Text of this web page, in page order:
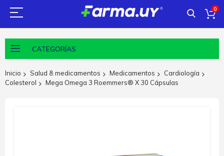
0
CATEGORÍAS
Inicio Salud & medicamentos Medicamentos
Cardiología
Colesterol
Mega Omega 3 Roemmers® X 30 Cápsulas